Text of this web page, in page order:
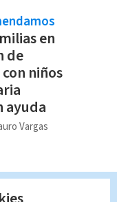
en
de
niños
ayuda
Vargas